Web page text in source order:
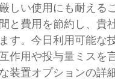
しい使用にも耐える
と費用を節約し、貴
す。今日利用可能な
作用や投与量ミスを
置オプションの詳